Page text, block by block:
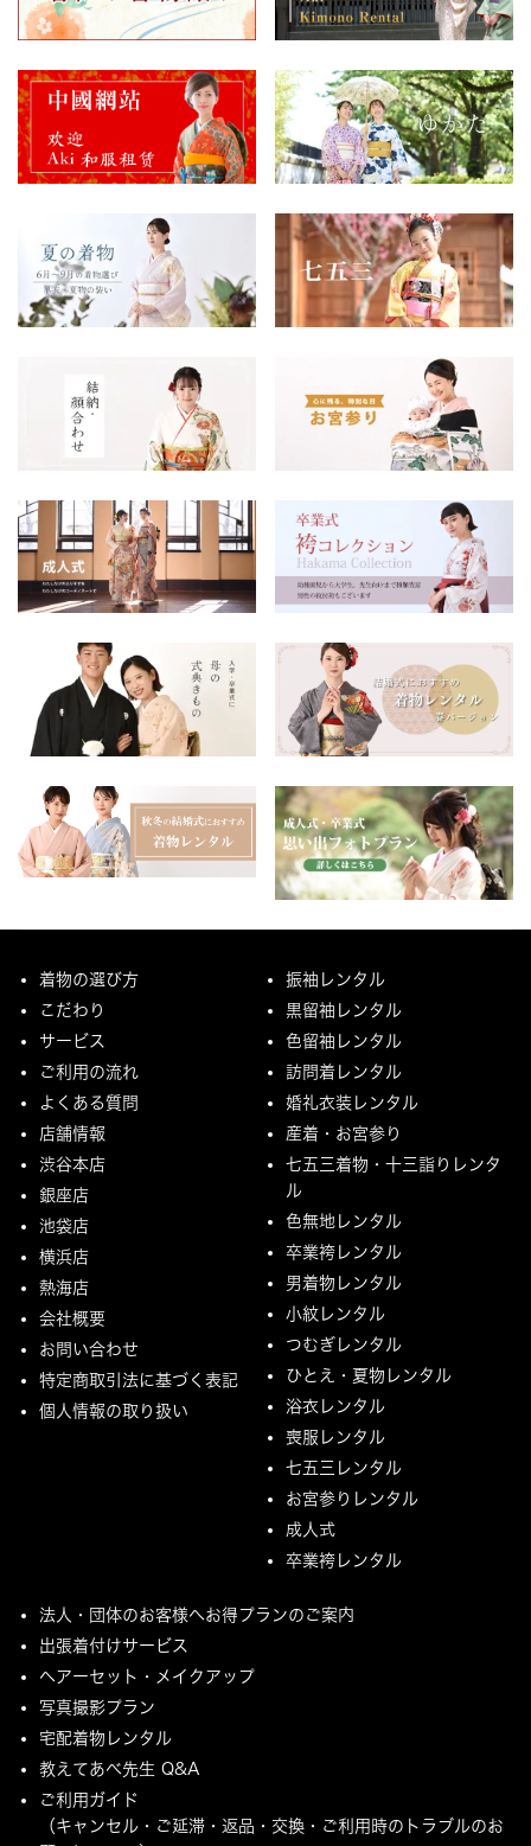
着物の選び方
こだわり
サービス
ご利用の流れ
よくある質問
店舗情報
渋谷本店
銀座店
池袋店
横浜店
熱海店
会社概要
お問い合わせ
特定商取引法に基づく表記
個人情報の取り扱い
振袖レンタル
黒留袖レンタル
色留袖レンタル
訪問着レンタル
婚礼衣装レンタル
産着・お宮参り
七五三着物・十三詣りレンタ
ル
色無地レンタル
卒業袴レンタル
男着物レンタル
小紋レンタル
つむぎレンタル
ひとえ・夏物レンタル
浴衣レンタル
喪服レンタル
七五三レンタル
お宮参りレンタル
成人式
卒業袴レンタル
法人・団体のお客様へお得プランのご案内
出張着付けサービス
ヘアーセット・メイクアップ
写真撮影プラン
宅配着物レンタル
教えてあべ先生 Q&A
ご利用ガイド
（キャンセル・ご延滞・返品・交換・ご利用時のトラブルのお